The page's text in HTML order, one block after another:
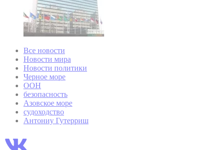
Все новости
Новости мира
Новости политики
Черное море
ООН
безопасность
Азовское море
судоходство
Антониу Гутерриш